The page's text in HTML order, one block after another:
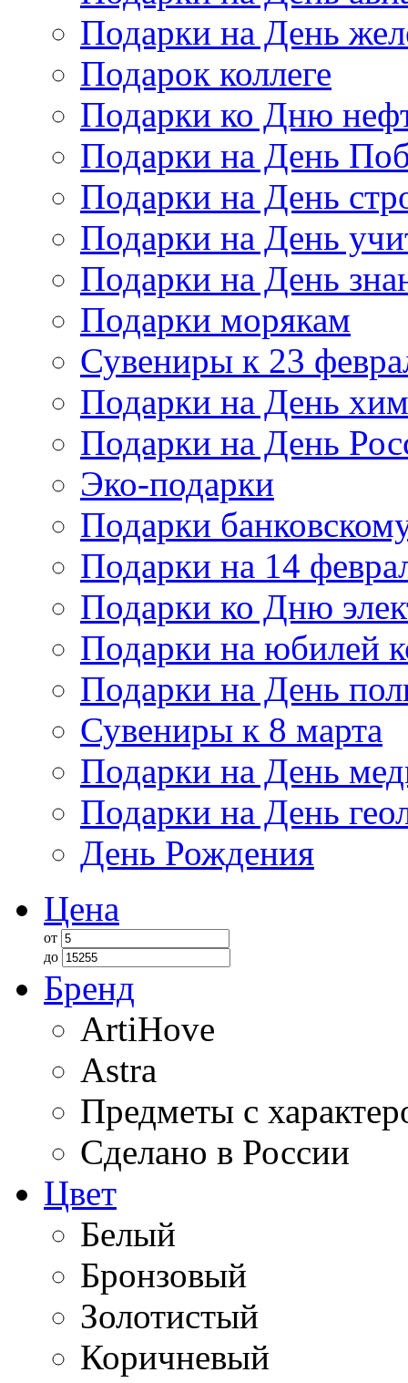
Подарки на День
Подарок коллеге
Подарки ко Дню
Подарки на День
Подарки на День
Подарки на День
Подарки на День
Подарки морякам
Сувениры к 23
Подарки на День
Подарки на День
Эко-подарки
Подарки
Подарки на 14
Подарки ко Дню
Подарки на юбилей
Подарки на День
Сувениры к 8 марта
Подарки на День
Подарки на День
День Рождения
Цена
от
до
Бренд
ArtiHove
Astra
Предметы с
Сделано в России
Цвет
Белый
Бронзовый
Золотистый
Коричневый